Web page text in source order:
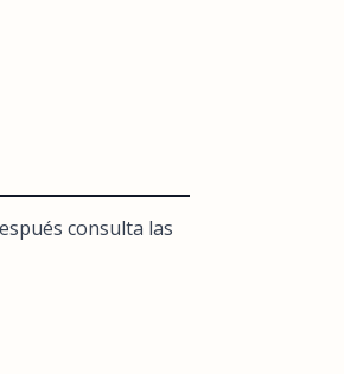
consulta las